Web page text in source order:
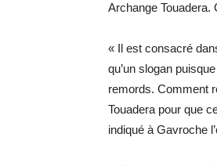
Archange Touadera.
« Il est consacré
qu’un slogan
remords. Comment
Touadera pour que
indiqué à Gavroche